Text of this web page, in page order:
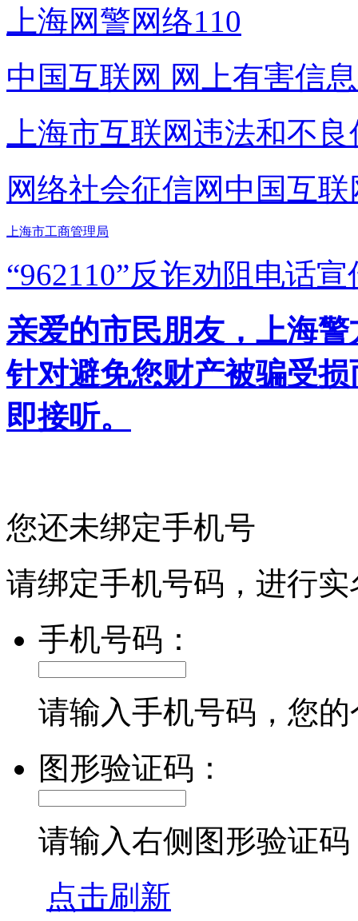
上海网警网络110
中国互联网 网上有害信
上海市互联网违法和不
网络社会征信网 中国互
上海市工商管理局
“962110”反诈劝阻电话宣
亲爱的市民朋友，上海
针对避免您财产被骗受
即接听。
您还未绑定手机号
请绑定手机号码，进行
手机号码：
请输入手机号码，您
图形验证码：
请输入右侧图形验证码
点击刷新